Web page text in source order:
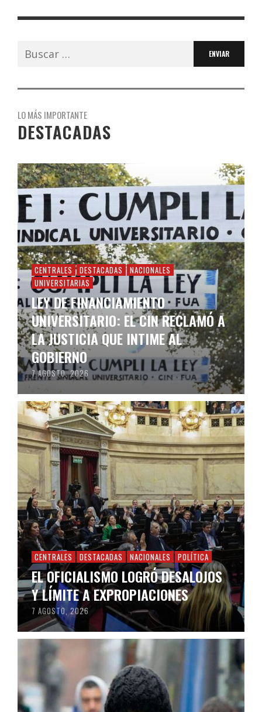
Buscar:
LO MÁS IMPORTANTE
DESTACADAS
CENTRALES DESTACADAS
NACIONALES
UNIVERSITARIAS
LEY DE FINANCIAMIENTO
UNIVERSITARIO: EL CIN RECLAMÓ A
LA JUSTICIA QUE INTIME AL
GOBIERNO
7 AGOSTO, 2026
CENTRALES DESTACADAS NACIONALES POLÍTICA
EL OFICIALISMO LOGRÓ DESALOJOS
Y LÍMITE A EXPROPIACIONES
7 AGOSTO, 2026